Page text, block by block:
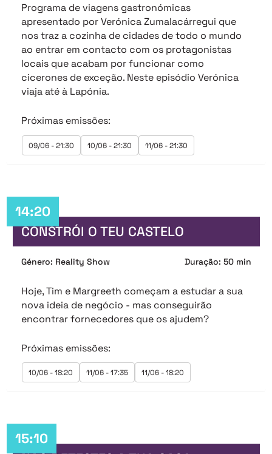
Programa de viagens gastronómicas
apresentado por Verónica Zumalacárregui que
nos traz a cozinha de cidades de todo o mundo
ao entrar em contacto com os protagonistas
locais que acabam por funcionar como
cicerones de exceção. Neste episódio Verónica
viaja até à Lapónia.
Próximas emissões:
09/06 - 21:30 10/06 - 21:30 11/06 - 21:30
14:20
CONSTRÓI O TEU CASTELO
Género: Reality Show Duração: 50 min
Hoje, Tim e Margreeth começam a estudar a sua
nova ideia de negócio - mas conseguirão
encontrar fornecedores que os ajudem?
Próximas emissões:
10/06 - 18:20 11/06 - 17:35 11/06 - 18:20
15:10